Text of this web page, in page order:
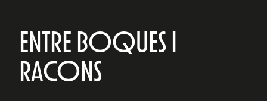
ENTRE BOQUES I
RACONS